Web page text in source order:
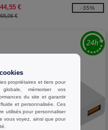
de 15 W et 20 000 mAh
44,55 €
68,06 €
-35%
propriétaires et tiers pour
mémoriser vos
du site et garantir
et personnalisée. Ces
utilisés pour personnaliser
vous voyez, ainsi que pour